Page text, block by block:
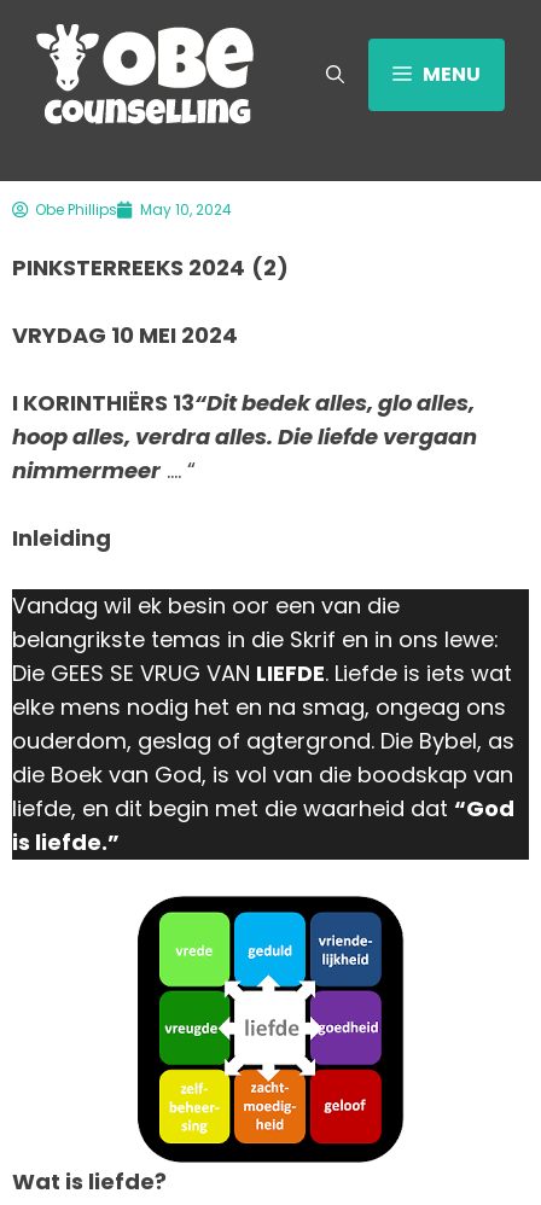
MENU
Obe Phillips May 10, 2024
PINKSTERREEKS 2024 (2)
VRYDAG 10 MEI 2024
I KORINTHIËRS 13“Dit bedek alles, glo alles,
hoop alles, verdra alles. Die liefde vergaan
nimmermeer …. “
Inleiding
Vandag wil ek besin oor een van die
belangrikste temas in die Skrif en in ons lewe:
Die GEES SE VRUG VAN LIEFDE. Liefde is iets wat
elke mens nodig het en na smag, ongeag ons
ouderdom, geslag of agtergrond. Die Bybel, as
die Boek van God, is vol van die boodskap van
liefde, en dit begin met die waarheid dat “God
is liefde.”
Wat is liefde?